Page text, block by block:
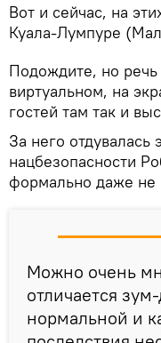
Вот и сейчас, на
Куала-Лумпуре
Подождите, но
виртуальном, на
гостей там так и
За него отдувалась
нацбезопасности
формально даже не
Можно очень
отличается
нормальной и